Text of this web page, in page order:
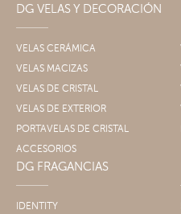
DG VELAS Y DECORACIÓN
VELAS CERÁMICA
VELAS MACIZAS
VELAS DE CRISTAL
VELAS DE EXTERIOR
PORTAVELAS DE CRISTAL
ACCESORIOS
DG FRAGANCIAS
IDENTITY